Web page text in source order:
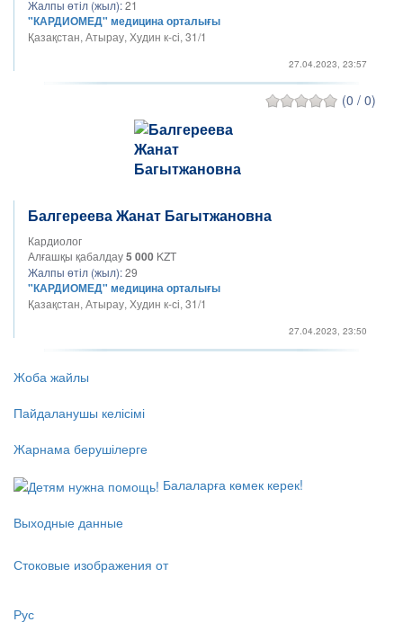
Жалпы өтіл (жыл):21
"КАРДИОМЕД" медицина орталығы
Қазақстан, Атырау, Худин к-сі, 31/1
27.04.2023, 23:57
(0 / 0)
Балгереева Жанат Багытжановна
Кардиолог
Алғашқы қабалдау5 000 KZT
Жалпы өтіл (жыл):29
"КАРДИОМЕД" медицина орталығы
Қазақстан, Атырау, Худин к-сі, 31/1
27.04.2023, 23:50
Жоба жайлы
Пайдаланушы келісімі
Жарнама берушілерге
Балаларға көмек керек!
Выходные данные
Стоковые изображения от
Рус